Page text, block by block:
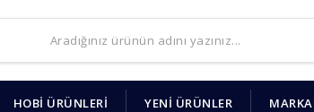
HOBİ ÜRÜNLERİ YENİ ÜRÜNLER